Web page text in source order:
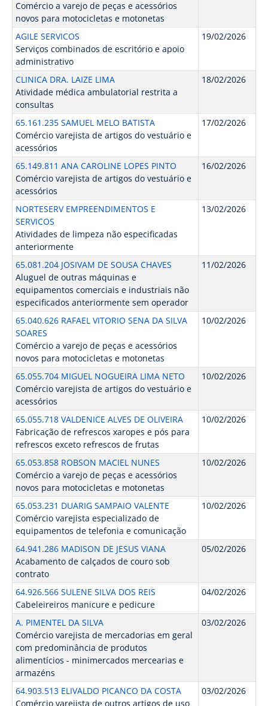
Comércio a varejo de peças e acessórios
novos para motocicletas e motonetas
AGILE SERVICOS
Serviços combinados de escritório e apoio
administrativo
19/02/2026
CLINICA DRA. LAIZE LIMA
Atividade médica ambulatorial restrita a
consultas
18/02/2026
65.161.235 SAMUEL MELO BATISTA
Comércio varejista de artigos do vestuário e
acessórios
17/02/2026
65.149.811 ANA CAROLINE LOPES PINTO
Comércio varejista de artigos do vestuário e
acessórios
16/02/2026
NORTESERV EMPREENDIMENTOS E
SERVICOS
Atividades de limpeza não especificadas
anteriormente
13/02/2026
65.081.204 JOSIVAM DE SOUSA CHAVES
Aluguel de outras máquinas e
equipamentos comerciais e industriais não
especificados anteriormente sem operador
11/02/2026
65.040.626 RAFAEL VITORIO SENA DA SILVA
SOARES
Comércio a varejo de peças e acessórios
novos para motocicletas e motonetas
10/02/2026
65.055.704 MIGUEL NOGUEIRA LIMA NETO
Comércio varejista de artigos do vestuário e
acessórios
10/02/2026
65.055.718 VALDENICE ALVES DE OLIVEIRA
Fabricação de refrescos xaropes e pós para
refrescos exceto refrescos de frutas
10/02/2026
65.053.858 ROBSON MACIEL NUNES
Comércio a varejo de peças e acessórios
novos para motocicletas e motonetas
10/02/2026
65.053.231 DUARIG SAMPAIO VALENTE
Comércio varejista especializado de
equipamentos de telefonia e comunicação
10/02/2026
64.941.286 MADISON DE JESUS VIANA
Acabamento de calçados de couro sob
contrato
05/02/2026
64.926.566 SULENE SILVA DOS REIS
Cabeleireiros manicure e pedicure
04/02/2026
A. PIMENTEL DA SILVA
Comércio varejista de mercadorias em geral
com predominância de produtos
alimentícios - minimercados mercearias e
armazéns
03/02/2026
64.903.513 ELIVALDO PICANCO DA COSTA
Comércio varejista de outros artigos de uso
03/02/2026